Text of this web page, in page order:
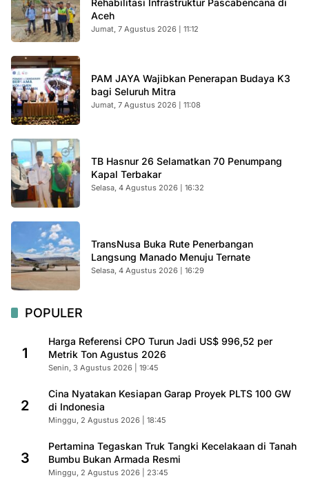
Aceh
Jumat, 7 Agustus 2026 | 11:12
PAM JAYA Wajibkan Penerapan Budaya K3
bagi Seluruh Mitra
Jumat, 7 Agustus 2026 | 11:08
TB Hasnur 26 Selamatkan 70 Penumpang
Kapal Terbakar
Selasa, 4 Agustus 2026 | 16:32
TransNusa Buka Rute Penerbangan
Langsung Manado Menuju Ternate
Selasa, 4 Agustus 2026 | 16:29
POPULER
1
Harga Referensi CPO Turun Jadi US$ 996,52 per
Metrik Ton Agustus 2026
Senin, 3 Agustus 2026 | 19:45
2
Cina Nyatakan Kesiapan Garap Proyek PLTS 100 GW
di Indonesia
Minggu, 2 Agustus 2026 | 18:45
3
Pertamina Tegaskan Truk Tangki Kecelakaan di Tanah
Bumbu Bukan Armada Resmi
Minggu, 2 Agustus 2026 | 23:45